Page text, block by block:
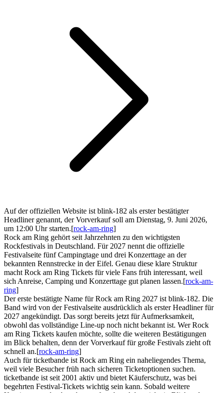
Auf der offiziellen Website ist blink-182 als erster bestätigter
Headliner genannt, der Vorverkauf soll am Dienstag, 9. Juni 2026,
um 12:00 Uhr starten.[rock-am-ring]
Rock am Ring gehört seit Jahrzehnten zu den wichtigsten
Rockfestivals in Deutschland. Für 2027 nennt die offizielle
Festivalseite fünf Campingtage und drei Konzerttage an der
bekannten Rennstrecke in der Eifel. Genau diese klare Struktur
macht Rock am Ring Tickets für viele Fans früh interessant, weil
sich Anreise, Camping und Konzerttage gut planen lassen.[rock-am-
ring]
Der erste bestätigte Name für Rock am Ring 2027 ist blink-182. Die
Band wird von der Festivalseite ausdrücklich als erster Headliner für
2027 angekündigt. Das sorgt bereits jetzt für Aufmerksamkeit,
obwohl das vollständige Line-up noch nicht bekannt ist. Wer Rock
am Ring Tickets kaufen möchte, sollte die weiteren Bestätigungen
im Blick behalten, denn der Vorverkauf für große Festivals zieht oft
schnell an.[rock-am-ring]
Auch für ticketbande ist Rock am Ring ein naheliegendes Thema,
weil viele Besucher früh nach sicheren Ticketoptionen suchen.
ticketbande ist seit 2001 aktiv und bietet Käuferschutz, was bei
begehrten Festival-Tickets wichtig sein kann. Sobald weitere